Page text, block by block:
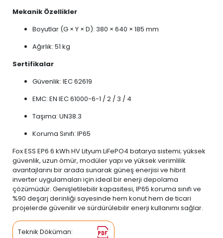
Mekanik Özellikler
Boyutlar (G × Y × D): 380 × 640 × 185 mm
Ağırlık: 51 kg
Sertifikalar
Güvenlik: IEC 62619
EMC: EN IEC 61000-6-1 / 2 / 3 / 4
Taşıma: UN38.3
Koruma Sınıfı: IP65
Fox ESS EP6 6 kWh HV Lityum LiFePO4 batarya sistemi; yüksek
güvenlik, uzun ömür, modüler yapı ve yüksek verimlilik
avantajlarını bir arada sunarak güneş enerjisi ve hibrit
inverter uygulamaları için ideal bir enerji depolama
çözümüdür. Genişletilebilir kapasitesi, IP65 koruma sınıfı ve
%90 deşarj derinliği sayesinde hem konut hem de ticari
projelerde güvenilir ve sürdürülebilir enerji kullanımı sağlar.
Teknik Döküman: